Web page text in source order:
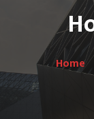
Home